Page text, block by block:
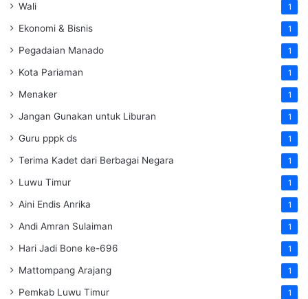
Wali 1
Ekonomi & Bisnis 1
Pegadaian Manado 1
Kota Pariaman 1
Menaker 1
Jangan Gunakan untuk Liburan 1
Guru pppk ds 1
Terima Kadet dari Berbagai Negara 1
Luwu Timur 1
Aini Endis Anrika 1
Andi Amran Sulaiman 1
Hari Jadi Bone ke-696 1
Mattompang Arajang 1
Pemkab Luwu Timur 1